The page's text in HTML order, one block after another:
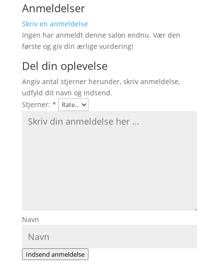
Anmeldelser
Skriv en anmeldelse
Ingen har anmeldt denne salon endnu. Vær den
første og giv din ærlige vurdering!
Del din oplevelse
Angiv antal stjerner herunder, skriv anmeldelse,
udfyld dit navn og indsend.
Stjerner: *
Navn
Indsend anmeldelse